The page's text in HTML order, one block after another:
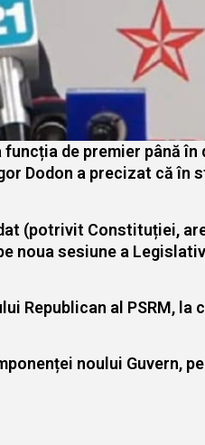
de premier până în
Dodon a precizat că în
(potrivit Constituției,
noua sesiune a
Republican al PSRM, la
noului Guvern,